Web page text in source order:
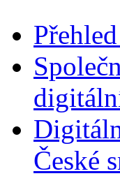
České